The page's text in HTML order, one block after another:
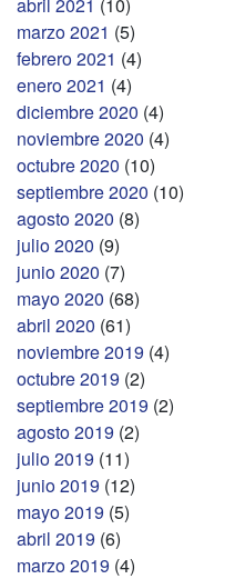
marzo 2021 (5)
febrero 2021 (4)
enero 2021 (4)
diciembre 2020 (4)
noviembre 2020 (4)
octubre 2020 (10)
septiembre 2020 (10)
agosto 2020 (8)
julio 2020 (9)
junio 2020 (7)
mayo 2020 (68)
abril 2020 (61)
noviembre 2019 (4)
octubre 2019 (2)
septiembre 2019 (2)
agosto 2019 (2)
julio 2019 (11)
junio 2019 (12)
mayo 2019 (5)
abril 2019 (6)
marzo 2019 (4)